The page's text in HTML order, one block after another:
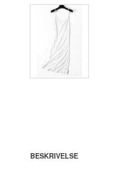
BESKRIVELSE